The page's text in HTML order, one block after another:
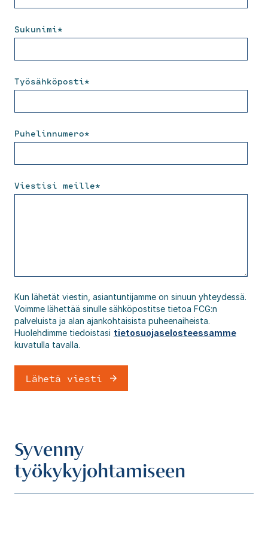
Sukunimi*
Työsähköposti*
Puhelinnumero*
Viestisi meille*
Kun lähetät viestin, asiantuntijamme on sinuun yhteydessä.
Voimme lähettää sinulle sähköpostitse tietoa FCG:n
palveluista ja alan ajankohtaisista puheenaiheista.
Huolehdimme tiedoistasi tietosuojaselosteessamme
kuvatulla tavalla.
Syvenny
työkykyjohtamiseen